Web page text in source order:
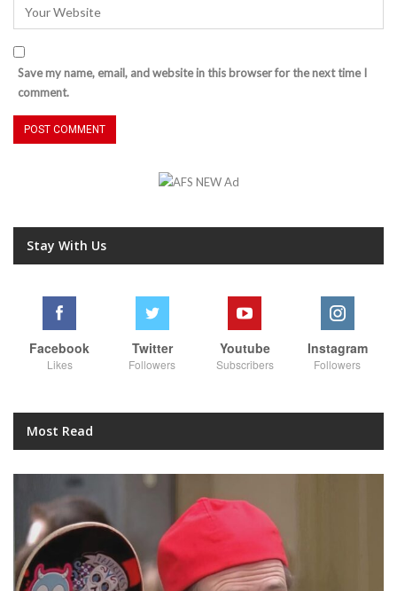
Save my name, email, and website in this browser for the next time I
comment.
Stay With Us
Facebook
Likes
Twitter
Followers
Youtube
Subscribers
Instagram
Followers
Most Read